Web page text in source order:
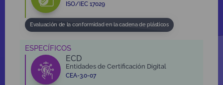
ISO/IEC 17029
Evaluación de la conformidad en la cadena de plásticos
ESPECÍFICOS
ECD
Entidades de Certificación Digital
CEA-3.0-07